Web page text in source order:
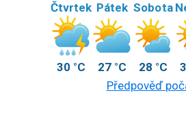
Čtvrtek
30 °C
Pátek
27 °C
Sobota
28 °C
Předpověď